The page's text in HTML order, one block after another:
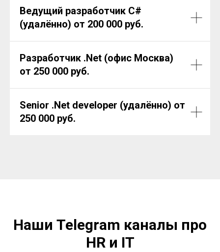
Ведущий разработчик C#
(удалённо) от 200 000 руб.
Разработчик .Net (офис Москва)
от 250 000 руб.
Senior .Net developer (удалённо) от
250 000 руб.
Наши Telegram каналы про
HR и IT